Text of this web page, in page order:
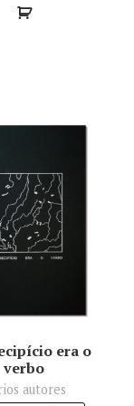
era o
verbo
autores